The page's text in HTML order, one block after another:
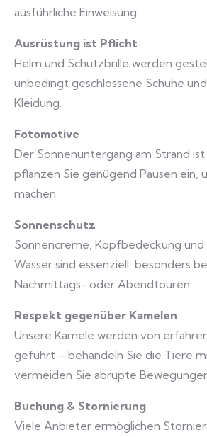
ausführliche Einweisung.
Ausrüstung ist Pflicht
Helm und Schutzbrille werden
unbedingt geschlossene Schuhe
Kleidung.
Fotomotive
Der Sonnenuntergang am Strand
pflanzen Sie genügend Pausen ein,
machen.
Sonnenschutz
Sonnencreme, Kopfbedeckung und
Wasser sind essenziell, besonders
Nachmittags- oder Abendtouren.
Respekt gegenüber Kamelen
Unsere Kamele werden von
geführt – behandeln Sie die Tiere
vermeiden Sie abrupte
Buchung & Stornierung
Viele Anbieter ermöglichen